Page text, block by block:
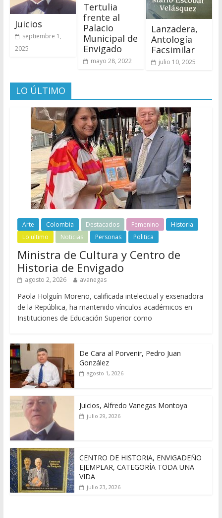
Juicios
septiembre 1,
2025
Tertulia
frente al
Palacio
Municipal de
Envigado
mayo 28, 2022
Lanzadera,
Antología
Facsimilar
julio 10, 2025
LO ÚLTIMO
Arte Colombia Destacados Femenino
Historia
Lo ultimo
Noticias Personas Politica
Ministra de Cultura y Centro de
Historia de Envigado
agosto 2, 2026 avanegas
Paola Holguín Moreno, calificada intelectual y exsenadora
de la República, ha mantenido vínculos académicos en
Instituciones de Educación Superior como
De Cara al Porvenir, Pedro Juan
González
agosto 1, 2026
Juicios, Alfredo Vanegas Montoya
julio 29, 2026
CENTRO DE HISTORIA, ENVIGADEÑO
EJEMPLAR, CATEGORÍA TODA UNA
VIDA
julio 23, 2026